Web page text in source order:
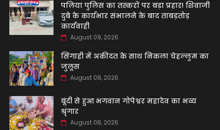
पलिया पुलिस का तस्करों पर बड़ा प्रहार! शिवाजी
दुबे के कार्यभार संभालने के बाद ताबड़तोड़
कार्यवाही
August 09, 2026
सिंगाही में अकीदत के साथ निकला चेहल्लुम का
जुलूस
August 08, 2026
बूंदी से हुआ भगवान गोपेश्वर महादेव का भव्य
श्रृंगार
August 08, 2026